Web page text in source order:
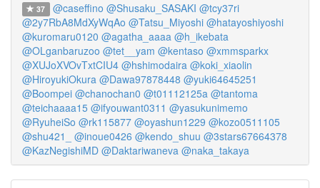
37 @caseffino @Shusaku_SASAKI @tcy37ri
@2y7RbA8MdXyWqAo @Tatsu_Miyoshi @hatayoshiyoshi
@kuromaru0120 @agatha_aaaa @h_ikebata
@OLganbaruzoo @tet__yam @kentaso @xmmsparkx
@XUJoXVOvTxtCIU4 @hshimodaira @koki_xiaolin
@HiroyukiOkura @Dawa97878448 @yuki64645251
@Boompei @chanochan0 @t01112125a @tantoma
@teichaaaa15 @ifyouwant0311 @yasukunimemo
@RyuheiSo @rk115877 @oyashun1229 @kozo0511105
@shu421_
@inoue0426 @kendo_shuu @3stars67664378
@KazNegishiMD @Daktariwaneva @naka_takaya